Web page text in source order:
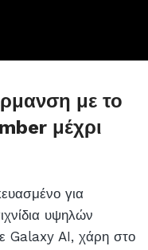
με το
μέχρι
για
υψηλών
Galaxy AI, χάρη στο